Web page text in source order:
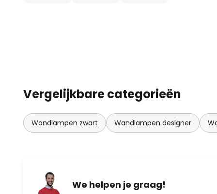
Vergelijkbare categorieën
Wandlampen zwart Wandlampen designer
We helpen je graag!